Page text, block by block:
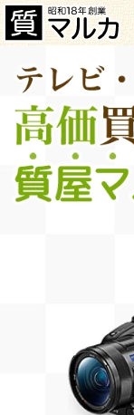
兵庫・伊丹市のお客様よりソ
買取しました。ソニー デジ
任せ下さい。（2017年3月時点